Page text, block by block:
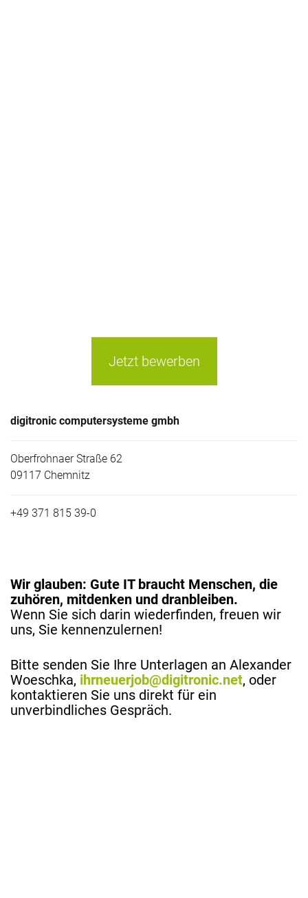
Jetzt bewerben
digitronic computersysteme gmbh
Oberfrohnaer Straße 62
09117 Chemnitz
+49 371 815 39-0
Wir glauben: Gute IT braucht Menschen, die
zuhören, mitdenken und dranbleiben.
Wenn Sie sich darin wiederfinden, freuen wir
uns, Sie kennenzulernen!
Bitte senden Sie Ihre Unterlagen an Alexander
Woeschka, ihrneuerjob@digitronic.net, oder
kontaktieren Sie uns direkt für ein
unverbindliches Gespräch.